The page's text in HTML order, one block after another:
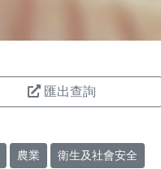
匯出查詢
農業 衛生及社會安全